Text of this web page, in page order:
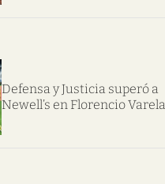
Defensa y Justicia superó a
Newell’s en Florencio Varela